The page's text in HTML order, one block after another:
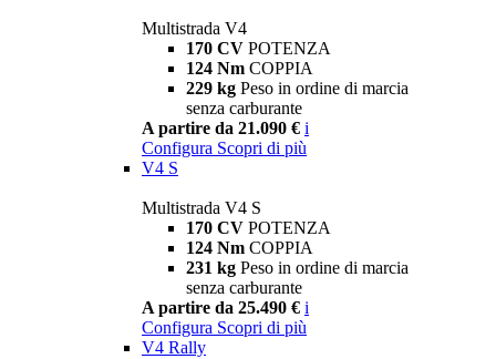
Multistrada V4
170 CV POTENZA
124 Nm COPPIA
229 kg Peso in ordine di marcia
senza carburante
A partire da 21.090 € i
Configura Scopri di più
V4 S
Multistrada V4 S
170 CV POTENZA
124 Nm COPPIA
231 kg Peso in ordine di marcia
senza carburante
A partire da 25.490 € i
Configura Scopri di più
V4 Rally